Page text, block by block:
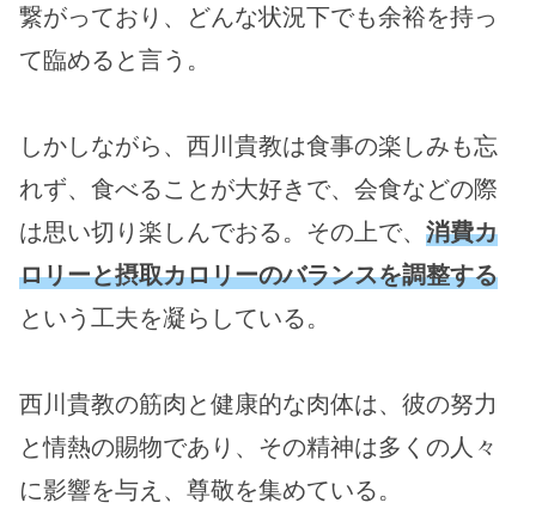
繋がっており、どんな状況下でも余裕を持っ
て臨めると言う。
しかしながら、西川貴教は食事の楽しみも忘
れず、食べることが大好きで、会食などの際
は思い切り楽しんでおる。その上で、 消費カ
ロリーと摂取カロリーのバランスを調整する
という工夫を凝らしている。
西川貴教の筋肉と健康的な肉体は、彼の努力
と情熱の賜物であり、その精神は多くの人々
に影響を与え、尊敬を集めている。